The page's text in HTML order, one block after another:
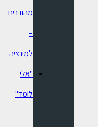
מהודרים
–
למינציה
"אלי
לומד"
–